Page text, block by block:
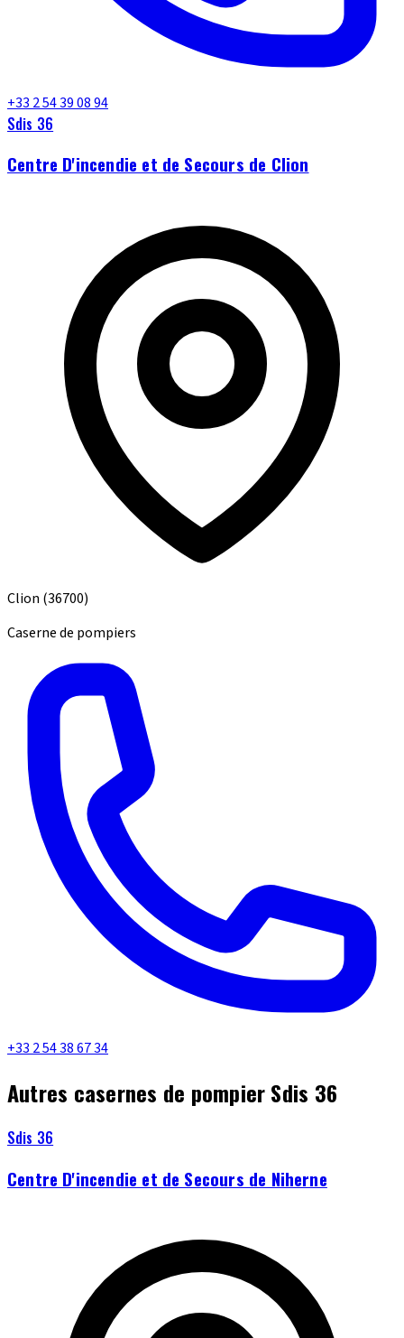
+33 2 54 39 08 94
Sdis 36
Centre D'incendie et de Secours de Clion
Clion (36700)
Caserne de pompiers
+33 2 54 38 67 34
Autres casernes de pompier Sdis 36
Sdis 36
Centre D'incendie et de Secours de Niherne